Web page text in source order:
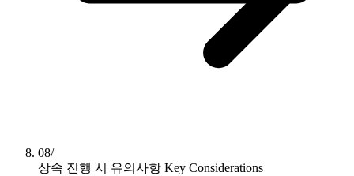
08/
상속 진행 시 유의사항 Key Considerations